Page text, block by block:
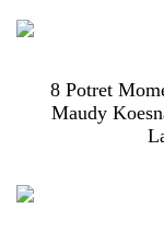
8 Potret
Maudy